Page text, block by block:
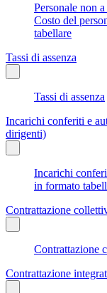
Personale non
Costo del
tabellare
Tassi di assenza
Tassi di assenza
Incarichi conferiti e
dirigenti)
Incarichi
in formato
Contrattazione
Contrattazione
Contrattazione